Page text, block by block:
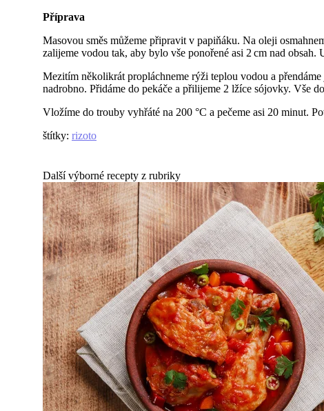
Příprava
Masovou směs můžeme připravit v papiňáku. Na oleji
zalijeme vodou tak, aby bylo vše ponořené asi 2 cm nad
Mezitím několikrát propláchneme rýži teplou vodou a
nadrobno. Přidáme do pekáče a přilijeme 2 lžíce sójovky. Vše
Vložíme do trouby vyhřáté na 200 °C a pečeme asi 20 minut.
štítky: rizoto
Další výborné recepty z rubriky